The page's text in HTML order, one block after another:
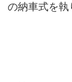
の納車式を執